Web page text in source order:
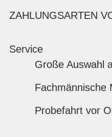
ZAHLUNGSARTEN
Service
Große Auswahl
Fachmännische
Probefahrt vor